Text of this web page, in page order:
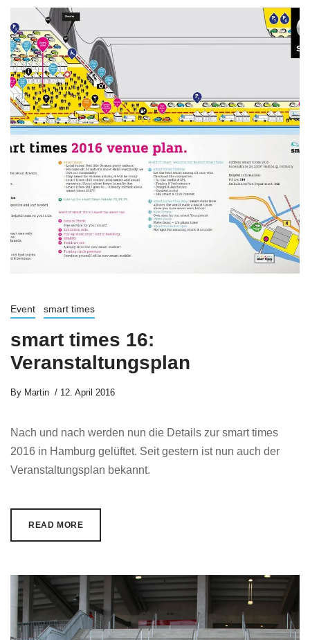
Event smart times
smart times 16:
Veranstaltungsplan
By Martin 12. April 2016
Nach und nach werden nun die Details zur smart times
2016 in Hamburg gelüftet. Seit gestern ist nun auch der
Veranstaltungsplan bekannt.
READ MORE